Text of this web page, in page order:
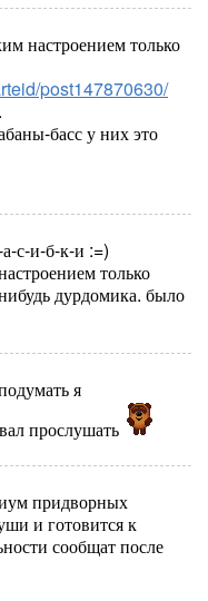
настроением только
post147870630/
басс у них это
с-и-б-к-и :=)
только
дурдомика. было
я
прослушать
придворных
и готовится к
сообщат после